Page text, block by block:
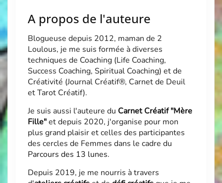
A propos de l'auteure
Blogueuse depuis 2012, maman de 2
Loulous, je me suis formée à diverses
techniques de Coaching (Life Coaching,
Success Coaching, Spiritual Coaching) et de
Créativité (Journal Créatif®, Carnet de Deuil
et Tarot Créatif).
Je suis aussi l'auteure du Carnet Créatif "Mère
Fille"et depuis 2020, j'organise pour mon
plus grand plaisir et celles des participantes
des cercles de Femmes dans le cadre du
Parcours des 13 lunes.
Depuis 2019, je me nourris à travers